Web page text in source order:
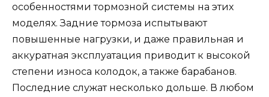
особенностями тормозной системы на этих
моделях. Задние тормоза испытывают
повышенные нагрузки, и даже правильная и
аккуратная эксплуатация приводит к высокой
степени износа колодок, а также барабанов.
Последние служат несколько дольше. В любом